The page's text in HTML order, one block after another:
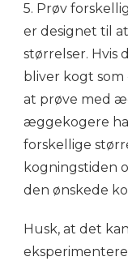
5. Prøv
er designet til
størrelser. Hvis
bliver kogt
at prøve med
æggekogere
forskellige
kogningstiden
den ønskede
Husk, at det